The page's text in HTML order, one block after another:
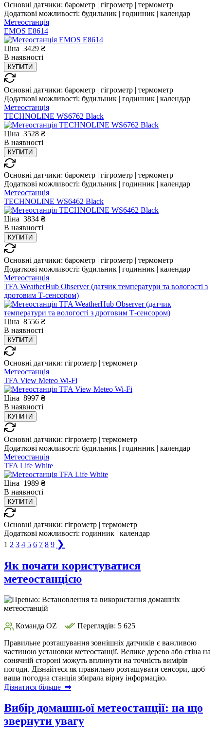
Основні датчики: барометр | гігрометр | термометр
Додаткові можливості: будильник | годинник | календар
Метеостанція
EMOS E8614
Ціна 3429 ₴
В наявності
КУПИТИ
Основні датчики: барометр | гігрометр | термометр
Додаткові можливості: будильник | годинник | календар
Метеостанція
TECHNOLINE WS6762 Black
Ціна 3528 ₴
В наявності
КУПИТИ
Основні датчики: барометр | гігрометр | термометр
Додаткові можливості: будильник | годинник | календар
Метеостанція
TECHNOLINE WS6462 Black
Ціна 3834 ₴
В наявності
КУПИТИ
Основні датчики: барометр | гігрометр | термометр
Додаткові можливості: будильник | годинник | календар
Метеостанція
TFA WeatherHub Observer (датчик температури та вологості з
дротовим Т-сенсором)
Ціна 8556 ₴
В наявності
КУПИТИ
Основні датчики: гігрометр | термометр
Метеостанція
TFA View Meteo Wi-Fi
Ціна 8997 ₴
В наявності
КУПИТИ
Основні датчики: гігрометр | термометр
Додаткові можливості: будильник | годинник | календар
Метеостанція
TFA Life White
Ціна 1989 ₴
В наявності
КУПИТИ
Основні датчики: гігрометр | термометр
Додаткові можливості: годинник | календар
1 2 3 4 5 6 7 8 9 ❯
Як почати користуватися
метеостанцією
Команда OZ Переглядів: 5 625
Правильне розташування зовнішніх датчиків є важливою
частиною установки метеостанції. Велике дерево або стіна на
сонячній стороні можуть вплинути на точність вимірів
погоди. Дізнайтеся як правильно розташувати сенсори, щоб
ваша погодна станція збирала вірну інформацію.
Дізнатися більше ⇒
Вибір домашньої метеостанції: на що
звернути увагу